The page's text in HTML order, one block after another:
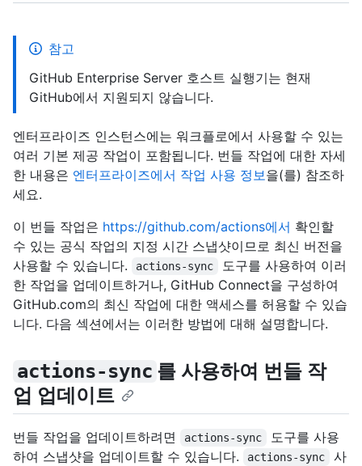
참고
GitHub Enterprise Server 호스트 실행기는 현재
GitHub에서 지원되지 않습니다.
엔터프라이즈 인스턴스에는 워크플로에서 사용할 수 있는
여러 기본 제공 작업이 포함됩니다. 번들 작업에 대한 자세
한 내용은 엔터프라이즈에서 작업 사용 정보을(를) 참조하
세요.
이 번들 작업은 https://github.com/actions에서 확인할
수 있는 공식 작업의 지정 시간 스냅샷이므로 최신 버전을
사용할 수 있습니다.
actions-sync
도구를 사용하여 이러
한 작업을 업데이트하거나, GitHub Connect을 구성하여
GitHub.com의 최신 작업에 대한 액세스를 허용할 수 있습
니다. 다음 섹션에서는 이러한 방법에 대해 설명합니다.
actions-sync 를 사용하여 번들 작
업 업데이트
번들 작업을 업데이트하려면 actions-sync
도구를 사용
하여 스냅샷을 업데이트할 수 있습니다.
actions-sync
사